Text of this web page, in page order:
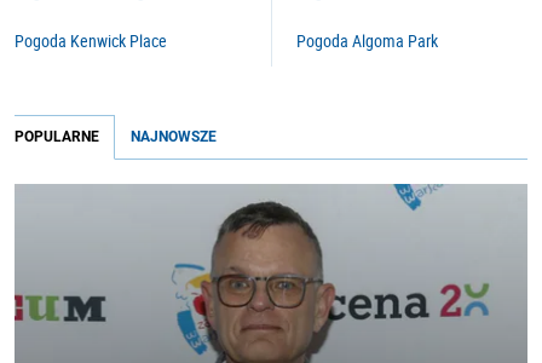
Pogoda Kenwick Place Pogoda Algoma Park
POPULARNE NAJNOWSZE